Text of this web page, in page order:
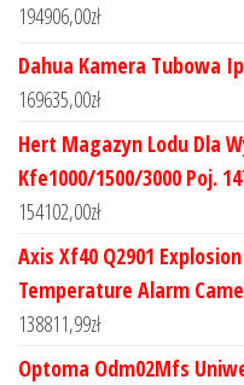
194906,00zł
Dahua Kamera Tubowa
169635,00zł
Hert Magazyn Lodu Dla
Kfe1000/1500/3000 Poj.
154102,00zł
Axis Xf40 Q2901
Temperature Alarm
138811,99zł
Optoma Odm02Mfs